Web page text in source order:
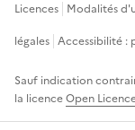
Licences Modalités
légales Accessibilité :
Sauf indication
la licenceOpen